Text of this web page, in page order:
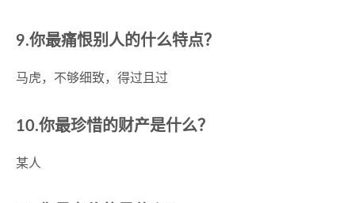
9.你最痛恨别人的什么特点？
马虎，不够细致，得过且过
10.你最珍惜的财产是什么？
某人